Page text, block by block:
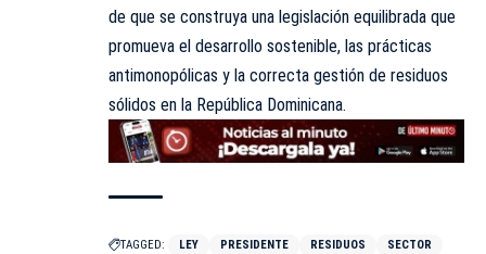
de que se construya una legislación equilibrada que
promueva el desarrollo sostenible, las prácticas
antimonopólicas y la correcta gestión de residuos
sólidos en la República Dominicana.
TAGGED: LEY PRESIDENTE RESIDUOS
SECTOR